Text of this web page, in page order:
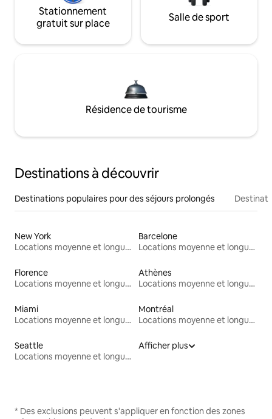
Stationnement
gratuit sur place
Salle de sport
Résidence de tourisme
Destinations à découvrir
Destinations populaires pour des séjours prolongés
New York
Locations moyenne et longue durée
Barcelone
Locations moyenne et longue durée
Florence
Locations moyenne et longue durée
Athènes
Locations moyenne et longue durée
Miami
Locations moyenne et longue durée
Montréal
Locations moyenne et longue durée
Seattle
Locations moyenne et longue durée
Afficher plus
* Des exclusions peuvent s'appliquer en fonction des zones